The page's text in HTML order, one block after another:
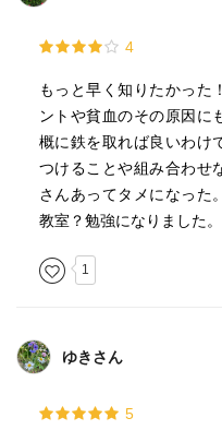
4
もっと早く知りたかった
ントや貧血のその原因に
概に鉄を取れば良いわけ
つけることや組み合わせ
さんあってタメになった
教室？勉強になりました。
1
ゆきさん
5